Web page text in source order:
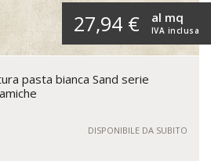
27,94 € IVA inclusa
al mq
pasta bianca Sand serie
DISPONIBILE DA SUBITO